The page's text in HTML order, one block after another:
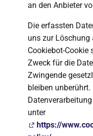
an den Anbieter
Die erfassten
uns zur
Cookiebot-Cookie
Zweck für die
Zwingende
bleiben
unter
https://